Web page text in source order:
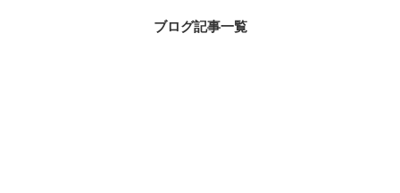
ブログ記事一覧